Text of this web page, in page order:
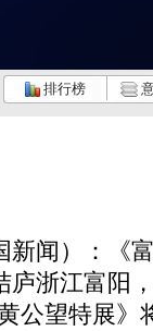
排行榜
闻）：《
浙江富阳
公望特展